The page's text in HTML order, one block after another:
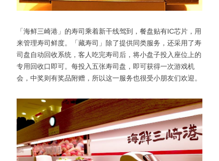
「海鲜三崎港」的寿司乘着新干线驾到，餐盘贴有IC芯片，用
来管理寿司鲜度。「藏寿司」除了提供同类服务，还采用了寿
司盘自动回收系统，客人吃完寿司后，将小盘子投入座位上的
专用回收口即可。每投入五张寿司盘，即可获得一次游戏机
会，中奖则有奖品附赠，所以这一服务也很受小朋友们欢迎。